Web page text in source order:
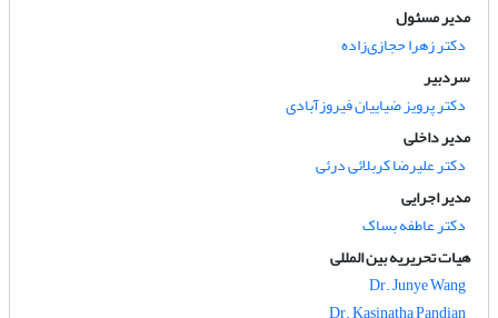
مدیر مسئول
دکتر زهرا حجازی‌زاده
سردبیر
دکتر پرویز ضیاییان فیروزآبادی
مدیر داخلی
دکتر علیرضا کربلائی درئی
مدیر اجرایی
دکتر عاطفه بساک
هیات تحریریه بین المللی
Dr. Junye Wang